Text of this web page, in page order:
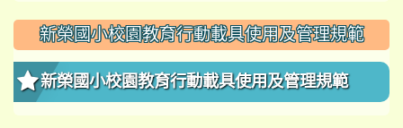
新榮國小校園教育行動載具使用及管理規範
新榮國小校園教育行動載具使用及管理規範